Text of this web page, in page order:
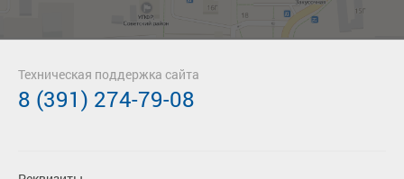
Техническая поддержка сайта
8 (391) 274-79-08